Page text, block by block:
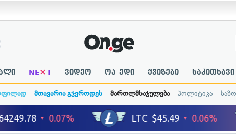
NE×T ვიდეო ოპ-ედი ქვიზები საკითხავი
მთავარია გჯეროდეს მართლმსაჯულება პოლიტიკა